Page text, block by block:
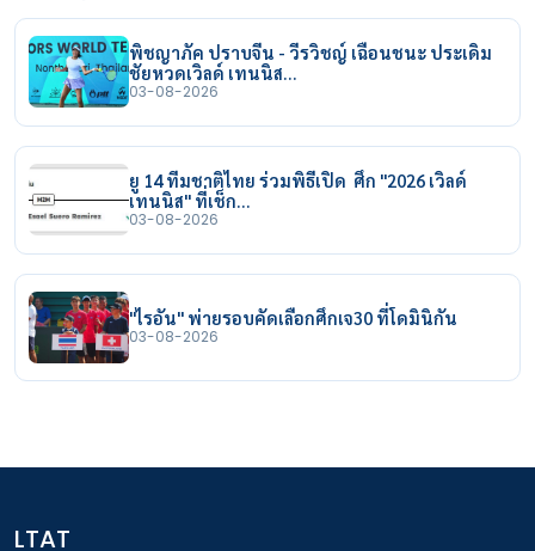
พิชญาภัค ปราบจีน - วีรวิชญ์ เฉือนชนะ ประเดิม
ชัยหวดเวิลด์ เทนนิส…
03-08-2026
ยู 14 ทีมชาติไทย ร่วมพิธีเปิด ศึก "2026 เวิลด์
เทนนิส" ที่เช็ก…
03-08-2026
"ไรอัน" พ่ายรอบคัดเลือกศึกเจ30 ที่โดมินิกัน
03-08-2026
LTAT